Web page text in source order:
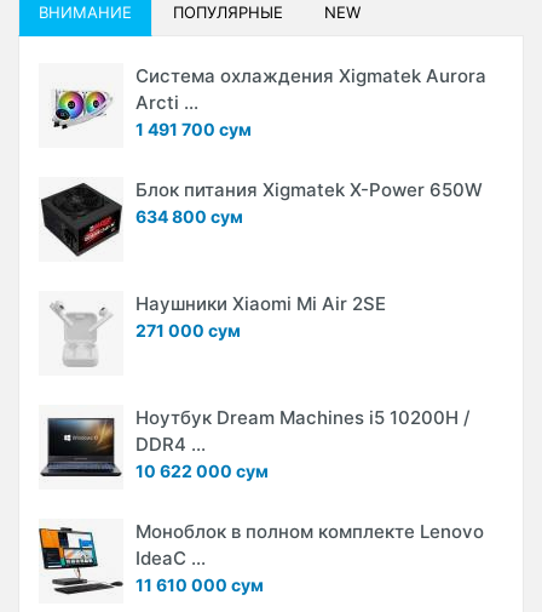
ВНИМАНИЕ ПОПУЛЯРНЫЕ NEW
Система охлаждения Xigmatek Aurora
Arcti ...
1 491 700 сум
Блок питания Xigmatek X-Power 650W
634 800 сум
Наушники Xiaomi Mi Air 2SE
271 000 сум
Ноутбук Dream Machines i5 10200H /
DDR4 ...
10 622 000 сум
Моноблок в полном комплекте Lenovo
IdeaC ...
11 610 000 сум